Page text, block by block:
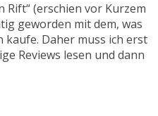
Rift“ (erschien vor Kurzem
geworden mit dem, was
kaufe. Daher muss ich erst
Reviews lesen und dann